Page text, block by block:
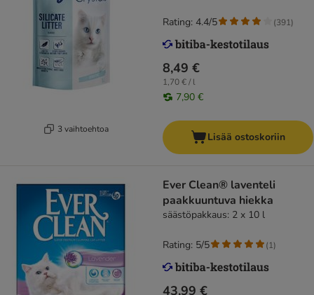
3 vaihtoehtoa
8,49 €
1,70 € / l
7,90 €
Rating: 4.4/5 (391)
Lisää ostoskoriin
Ever Clean® laventeli
paakkuuntuva hiekka
säästöpakkaus: 2 x 10 l
43,99 €
Rating: 5/5 (1)